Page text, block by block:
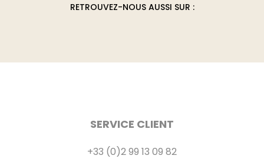
sur
du
RETROUVEZ-NOUS AUSSI SUR :
SERVICE CLIENT
+33 (0)2 99 13 09 82